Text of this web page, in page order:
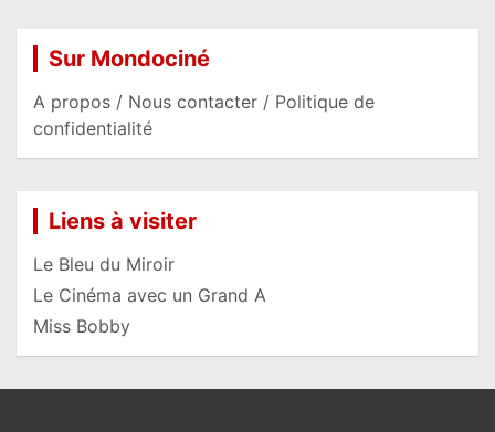
Sur Mondociné
A propos / Nous contacter / Politique de
confidentialité
Liens à visiter
Le Bleu du Miroir
Le Cinéma avec un Grand A
Miss Bobby